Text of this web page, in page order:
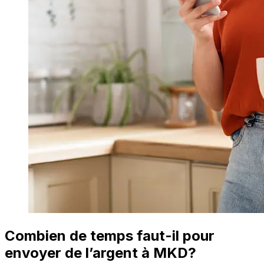
Combien de temps faut-il pour
envoyer de l’argent à MKD?